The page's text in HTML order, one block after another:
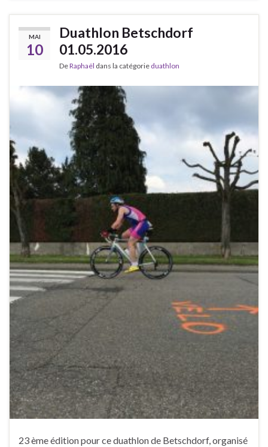
MAI
10
Duathlon Betschdorf
01.05.2016
DeRaphaël dans la catégorie duathlon
23 ème édition pour ce duathlon de Betschdorf, organisé